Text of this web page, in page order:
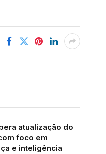
atualização do
foco em
e inteligência